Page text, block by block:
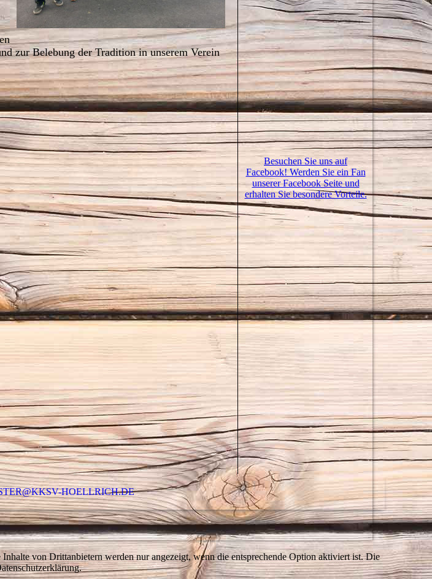
zur Belebung der Tradition in unserem Verein
Besuchen Sie uns auf
Facebook! Werden Sie ein Fan
unserer Facebook Seite und
erhalten Sie besondere Vorteile.
HOELLRICH.DE
von Drittanbietern werden nur angezeigt, wenn die entsprechende Option aktiviert ist. Die